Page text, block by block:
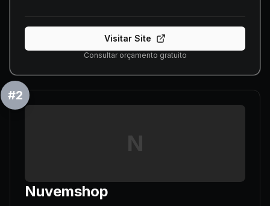
Visitar Site
Consultar orçamento gratuito
#2
N
Nuvemshop